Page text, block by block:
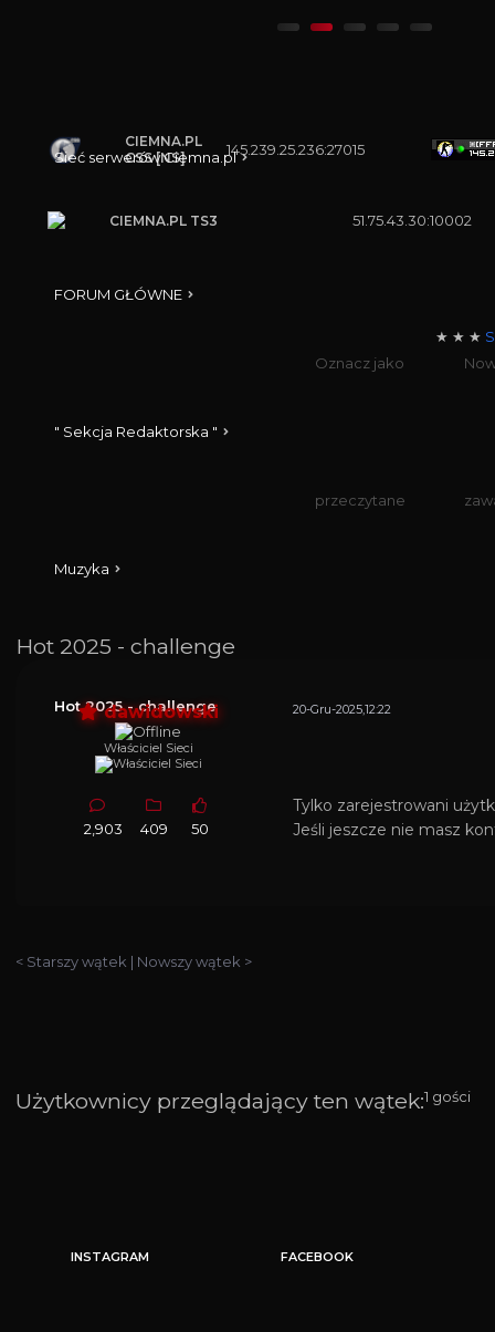
CIEMNA.PL
CSS [NS]
145.239.25.236:27015
CIEMNA.PL TS3 51.75.43.30:10002
★ ★ ★
Sieć serwerów Ciemna.pl
FORUM GŁÓWNE
" Sekcja Redaktorska "
Muzyka
Hot 2025 - challenge
Oznacz jako
przeczytane
Hot 2025 - challenge
dawidowski
Właściciel Sieci
2,903 409 50
20-Gru-2025,12:22
Tylko zarejestrowani
Jeśli jeszcze nie masz
< Starszy wątek | Nowszy wątek >
Użytkownicy przeglądający ten wątek:1 gości
INSTAGRAM FACEBOOK